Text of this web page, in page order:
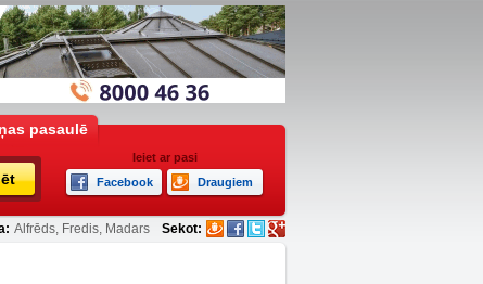
pasaulē
Ieiet ar pasi
Facebook
Draugiem
Alfrēds, Fredis, Madars Sekot: